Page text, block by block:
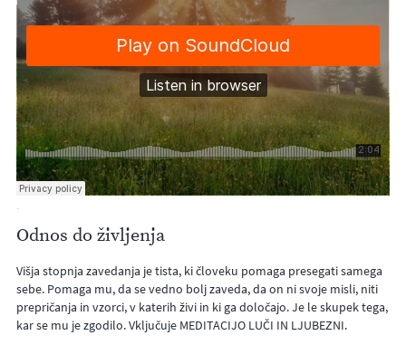
·
Odnos do življenja
Višja stopnja zavedanja je tista, ki človeku pomaga presegati samega
sebe. Pomaga mu, da se vedno bolj zaveda, da on ni svoje misli, niti
prepričanja in vzorci, v katerih živi in ki ga določajo. Je le skupek tega,
kar se mu je zgodilo. Vključuje MEDITACIJO LUČI IN LJUBEZNI.